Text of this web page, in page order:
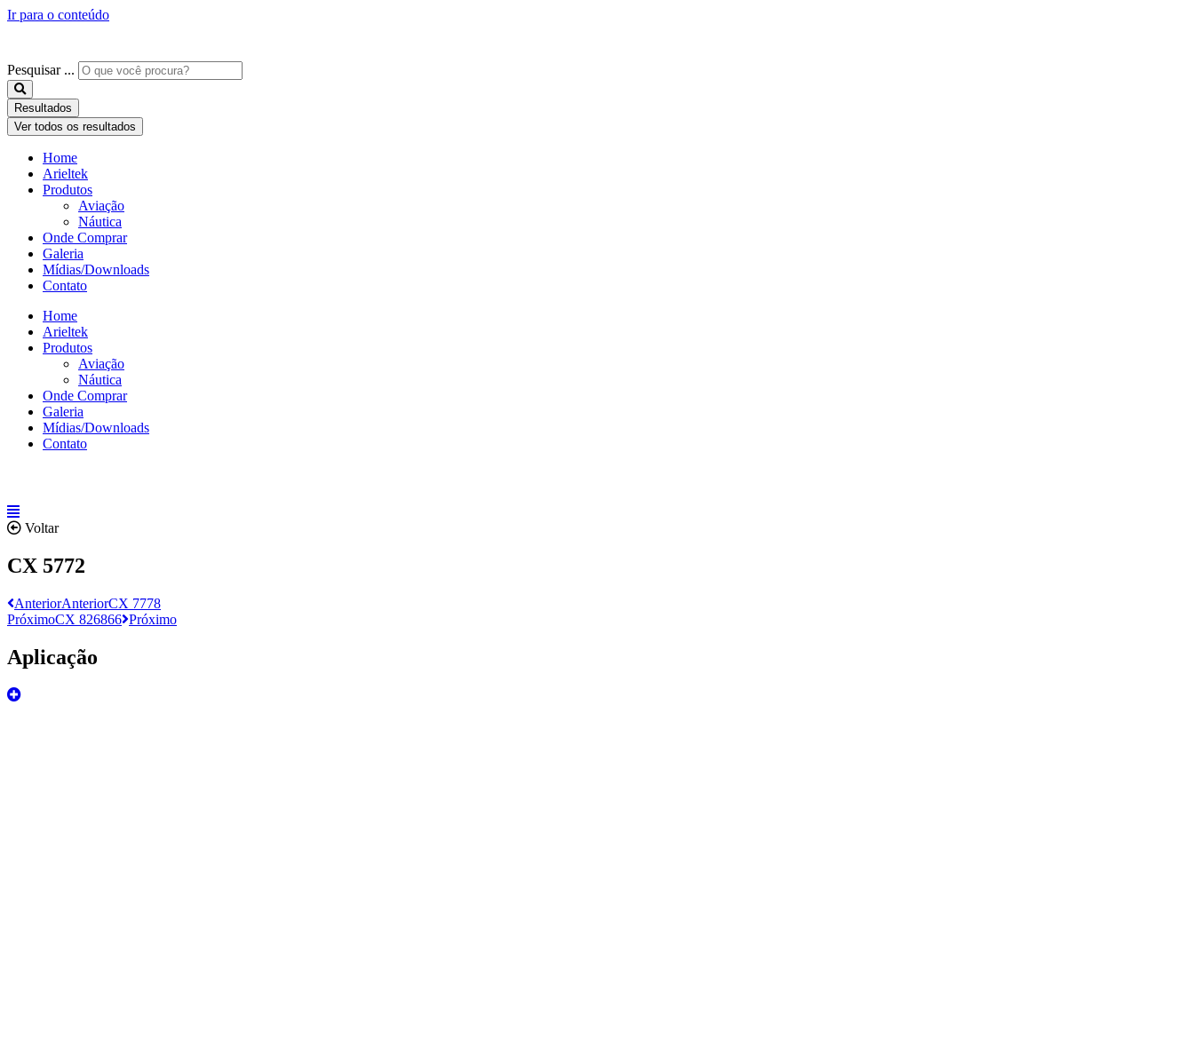
Ir para o conteúdo
Pesquisar ...
Resultados
Ver todos os resultados
Home
Arieltek
Produtos
Aviação
Náutica
Onde Comprar
Galeria
Mídias/Downloads
Contato
Home
Arieltek
Produtos
Aviação
Náutica
Onde Comprar
Galeria
Mídias/Downloads
Contato
Voltar
CX 5772
AnteriorAnteriorCX 7778
PróximoCX 826866 Próximo
Aplicação